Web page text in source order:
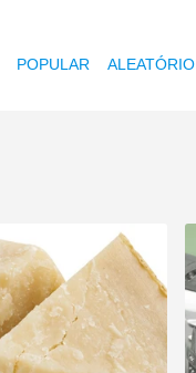
POPULAR ALEATÓRIO